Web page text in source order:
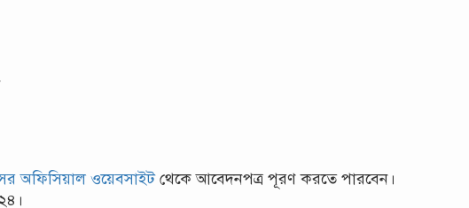
অফিসিয়াল ওয়েবসাইটথেকে আবেদনপত্র পূরণ করতে পারবেন।